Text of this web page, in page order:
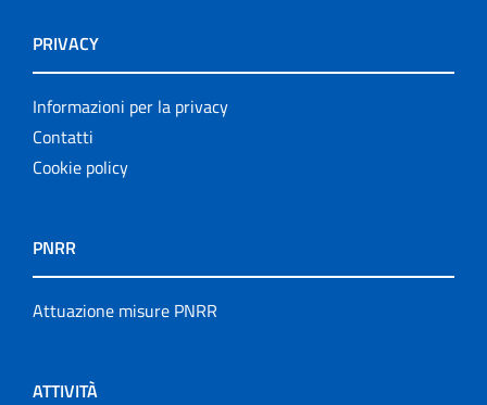
PRIVACY
Informazioni per la privacy
Contatti
Cookie policy
PNRR
Attuazione misure PNRR
ATTIVITÀ